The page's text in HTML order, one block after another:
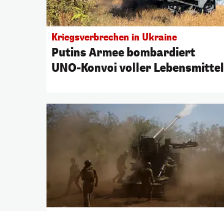
Kriegsverbrechen in Ukraine
Putins Armee bombardiert
UNO-Konvoi voller Lebensmittel